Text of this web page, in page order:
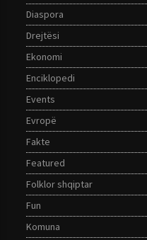
Diaspora
Drejtësi
Ekonomi
Enciklopedi
Events
Evropë
Fakte
Featured
Folklor shqiptar
Fun
Komuna